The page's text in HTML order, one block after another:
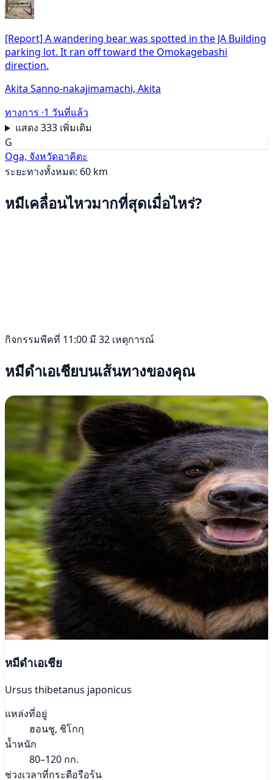
[Report] A wandering bear was spotted in the JA Building
parking lot. It ran off toward the Omokagebashi
direction.
Akita Sanno-nakajimamachi, Akita
ทางการ ·1 วันที่แล้ว
แสดง 333 เพิ่มเติม
G
Oga, จังหวัดอาคิตะ
ระยะทางทั้งหมด: 60 km
หมีเคลื่อนไหวมากที่สุดเมื่อไหร่?
กิจกรรมพีคที่ 11:00 มี 32 เหตุการณ์
หมีดำเอเชียบนเส้นทางของคุณ
หมีดำเอเชีย
Ursus thibetanus japonicus
แหล่งที่อยู่
ฮอนชู, ชิโกกุ
น้ำหนัก
80–120 กก.
ช่วงเวลาที่กระตือรือร้น